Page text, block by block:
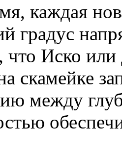
каждая
градус
что Иско
скамейке
между